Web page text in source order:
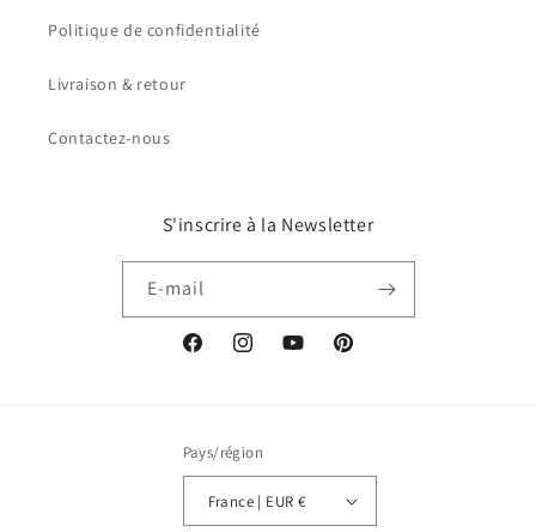
Politique de confidentialité
Livraison & retour
Contactez-nous
S'inscrire à la Newsletter
E-mail
FacebookInstagramYouTubePinterest
Pays/région
France | EUR €